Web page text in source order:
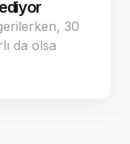
30
da olsa